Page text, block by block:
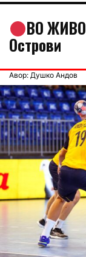
ВО ЖИВО
Острови
Авор: Душко Андов